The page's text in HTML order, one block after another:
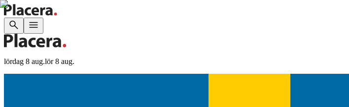
lördag 8 aug.lör 8 aug.